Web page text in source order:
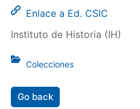
Enlace a Ed. CSIC
Instituto de Historia (IH)
Colecciones
Go back